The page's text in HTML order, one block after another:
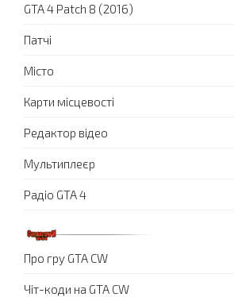
GTA 4 Patch 8 (2016)
Патчі
Місто
Карти місцевості
Редактор відео
Мультиплеєр
Радіо GTA 4
Про гру GTA CW
Чіт-коди на GTA CW